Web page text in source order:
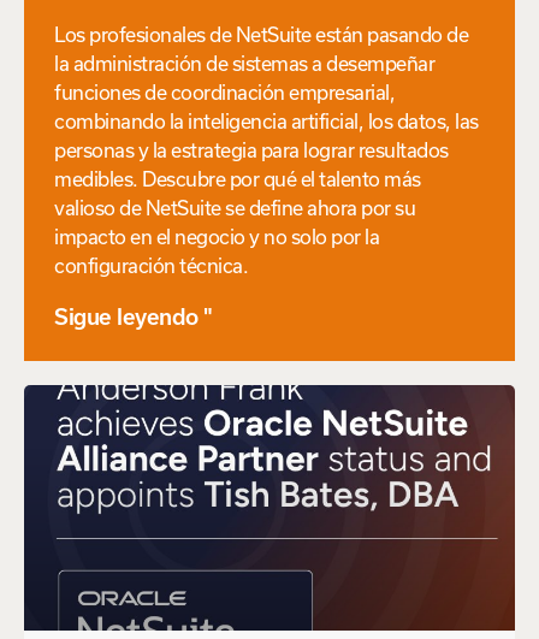
Los profesionales de NetSuite están pasando de
la administración de sistemas a desempeñar
funciones de coordinación empresarial,
combinando la inteligencia artificial, los datos, las
personas y la estrategia para lograr resultados
medibles. Descubre por qué el talento más
valioso de NetSuite se define ahora por su
impacto en el negocio y no solo por la
configuración técnica.
Sigue leyendo "